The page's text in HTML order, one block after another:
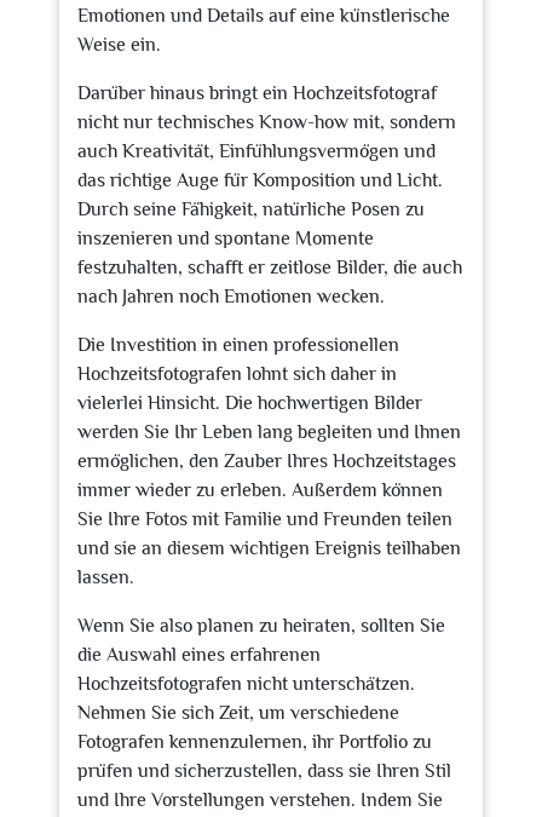
Emotionen und Details auf eine künstlerische
Weise ein.
Darüber hinaus bringt ein Hochzeitsfotograf
nicht nur technisches Know-how mit, sondern
auch Kreativität, Einfühlungsvermögen und
das richtige Auge für Komposition und Licht.
Durch seine Fähigkeit, natürliche Posen zu
inszenieren und spontane Momente
festzuhalten, schafft er zeitlose Bilder, die auch
nach Jahren noch Emotionen wecken.
Die Investition in einen professionellen
Hochzeitsfotografen lohnt sich daher in
vielerlei Hinsicht. Die hochwertigen Bilder
werden Sie Ihr Leben lang begleiten und Ihnen
ermöglichen, den Zauber Ihres Hochzeitstages
immer wieder zu erleben. Außerdem können
Sie Ihre Fotos mit Familie und Freunden teilen
und sie an diesem wichtigen Ereignis teilhaben
lassen.
Wenn Sie also planen zu heiraten, sollten Sie
die Auswahl eines erfahrenen
Hochzeitsfotografen nicht unterschätzen.
Nehmen Sie sich Zeit, um verschiedene
Fotografen kennenzulernen, ihr Portfolio zu
prüfen und sicherzustellen, dass sie Ihren Stil
und Ihre Vorstellungen verstehen. Indem Sie